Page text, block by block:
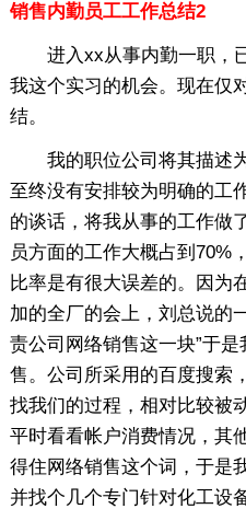
销售内勤员工工作总结2
进入xx从事内勤一职，已
我这个实习的机会。现在仅
结。
我的职位公司将其描述为
至终没有安排较为明确的工
的谈话，将我从事的工作做
员方面的工作大概占到70%
比率是有很大误差的。因为
加的全厂的会上，刘总说的
责公司网络销售这一块”于
售。公司所采用的百度搜索
找我们的过程，相对比较被
平时看看帐户消费情况，其
得住网络销售这个词，于是
并找个几个专门针对化工设